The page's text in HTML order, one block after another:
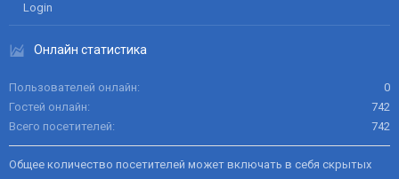
Login
Онлайн статистика
Пользователей онлайн
0
Гостей онлайн
742
Всего посетителей
742
Общее количество посетителей может включать в себя скрытых